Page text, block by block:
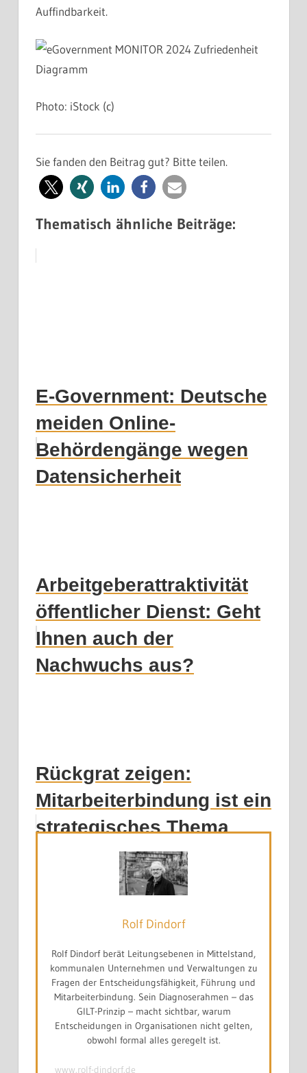
Auffindbarkeit.
Photo: iStock (c)
Sie fanden den Beitrag gut? Bitte teilen.
Thematisch ähnliche Beiträge:
E-Government: Deutsche
meiden Online-
Behördengänge wegen
Datensicherheit
Arbeitgeberattraktivität
öffentlicher Dienst: Geht
Ihnen auch der
Nachwuchs aus?
Rückgrat zeigen:
Mitarbeiterbindung ist ein
strategisches Thema
Rolf Dindorf
Rolf Dindorf berät Leitungsebenen in Mittelstand,
kommunalen Unternehmen und Verwaltungen zu
Fragen der Entscheidungsfähigkeit, Führung und
Mitarbeiterbindung. Sein Diagnoserahmen – das
GILT-Prinzip – macht sichtbar, warum
Entscheidungen in Organisationen nicht gelten,
obwohl formal alles geregelt ist.
www.rolf-dindorf.de